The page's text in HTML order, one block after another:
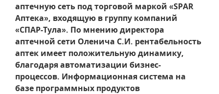
аптечную сеть под торговой маркой «SPAR
Аптека», входящую в группу компаний
«СПАР-Тула». По мнению директора
аптечной сети Оленича С.И. рентабельность
аптек имеет положительную динамику,
благодаря автоматизации бизнес-
процессов. Информационная система на
базе программных продуктов